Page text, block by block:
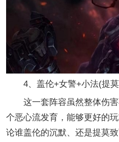
4、盖伦+女警+小法(提
这一套阵容虽然整体伤害
个恶心流发育，能够更好的
论谁盖伦的沉默、还是提莫